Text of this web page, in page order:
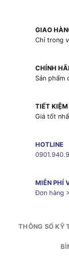
GIAO
Chỉ trong
CHÍNH
Sản phẩm
TIẾT
Giá tốt
HOTLINE
MIỄN PHÍ
Đơn hàng
THÔNG SỐ KỸ